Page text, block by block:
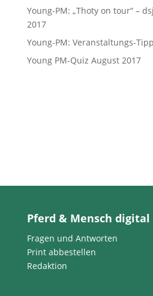
Young-PM: „Thoty on tour“ –
2017
Young-PM: Veranstaltungs-
Young PM-Quiz August 2017
Pferd & Mensch digital
Fragen und Antworten
Print abbestellen
Redaktion